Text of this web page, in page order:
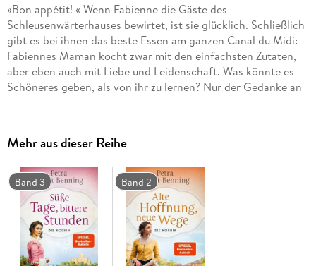
»Bon appétit! « Wenn Fabienne die Gäste des
Schleusenwärterhauses bewirtet, ist sie glücklich. Schließlich
gibt es bei ihnen das beste Essen am ganzen Canal du Midi:
Fabiennes Maman kocht zwar mit den einfachsten Zutaten,
aber eben auch mit Liebe und Leidenschaft. Was könnte es
Schöneres geben, als von ihr zu lernen? Nur der Gedanke an
Minderjährige mit Eric durch. Schon bald lässt der sie
bedenkenlos im Stich, und Fabienne muss allein für sich
sorgen: Mit großem Glück findet sie Arbeit als Küchenhilfe in
einem Weingut. Mit Stéphanie, der charismatischen Tochter
des Hauses, verbindet sie schnell eine ungewöhnliche
Freundschaft. Fabiennes Zukunft scheint rosig, doch dann
schlägt das Schicksal grausam zu - und nichts ist mehr, wie es
war.
Mehr aus dieser Reihe
Band 3 Band 2